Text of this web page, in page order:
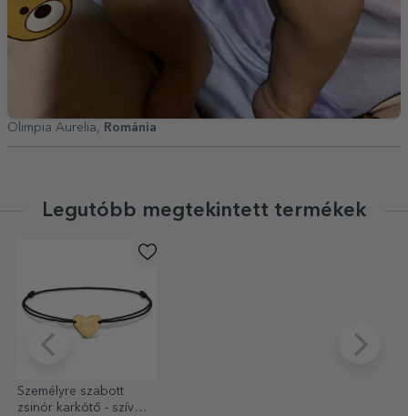
Olimpia Aurelia, Románia
Legutóbb megtekintett termékek
Személyre szabott
zsinór karkötő - szív